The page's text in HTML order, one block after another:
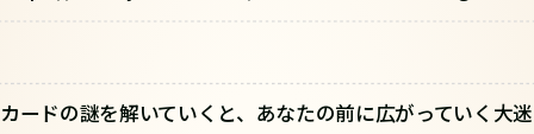
カードの謎を解いていくと、あなたの前に広がっていく大迷